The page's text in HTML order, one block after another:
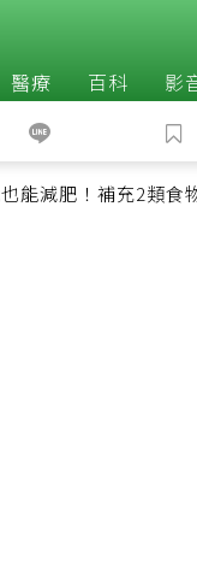
醫療 百科 影
能減肥！補充2類食